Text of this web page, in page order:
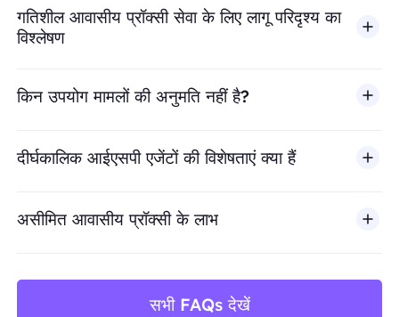
गतिशील आवासीय प्रॉक्सी सेवा के लिए लागू परिदृश्य का
विश्लेषण
किन उपयोग मामलों की अनुमति नहीं है?
BestProxy धोखाधड़ी, स्पैम, नकली एंगेजमेंट, क्रेडेंशियल दुरुपयोग,
दीर्घकालिक आईएसपी एजेंटों की विशेषताएं क्या हैं
असीमित आवासीय प्रॉक्सी के लाभ
सभी FAQs देखें